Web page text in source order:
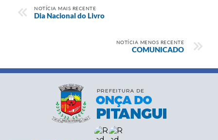
NOTÍCIA MAIS RECENTE
Dia Nacional do Livro
NOTÍCIA MENOS RECENTE
COMUNICADO